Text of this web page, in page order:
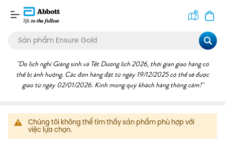
Tìm
Chúng tôi không thể tìm thấy sản phẩm phù hợp với
việc lựa chọn.